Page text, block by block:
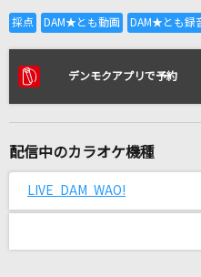
リアルタイムで
新時代 (ウタ from ONE
GLAMOROUS SKY
JAEJOONG(ジェジュン)
デンモクアプリで予約
配信中のカラオケ機種
LIVE DAM WAO!